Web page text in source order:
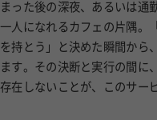
一人になれるカフェの片隅。
を持とう」と決めた瞬間から
ます。その決断と実行の間に
存在しないことが、このサー